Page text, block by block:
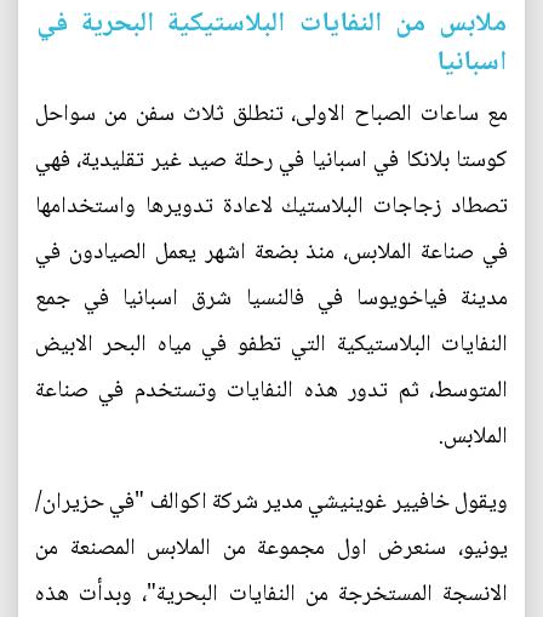
ملابس من النفايات البلاستيكية البحرية في
اسبانيا
مع ساعات الصباح الاولى، تنطلق ثلاث سفن من سواحل
كوستا بلانكا في اسبانيا في رحلة صيد غير تقليدية، فهي
تصطاد زجاجات البلاستيك لاعادة تدويرها واستخدامها
في صناعة الملابس، منذ بضعة اشهر يعمل الصيادون في
مدينة فياخويوسا في فالنسيا شرق اسبانيا في جمع
النفايات البلاستيكية التي تطفو في مياه البحر الابيض
المتوسط، ثم تدور هذه النفايات وتستخدم في صناعة
الملابس.
ويقول خافيير غوينيشي مدير شركة اكوالف "في حزيران/
يونيو، سنعرض اول مجموعة من الملابس المصنعة من
الانسجة المستخرجة من النفايات البحرية"، وبدأت هذه